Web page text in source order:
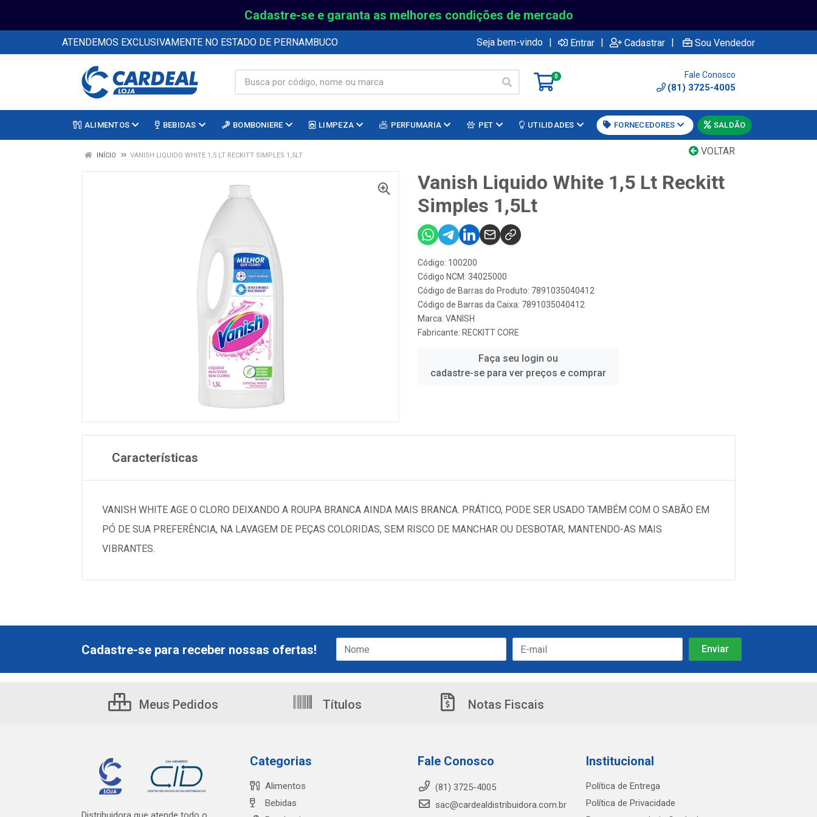
Cadastre-se e garanta as melhores condições de mercado
ATENDEMOS EXCLUSIVAMENTE NO ESTADO DE PERNAMBUCO Seja bem-vindo | Entrar | Cadastrar | Sou Vendedor
0 Fale Conosco
(81) 3725-4005
ALIMENTOS BEBIDAS BOMBONIERE LIMPEZA PERFUMARIA PET UTILIDADES FORNECEDORES SALDÃO
VOLTAR
INÍCIO VANISH LIQUIDO WHITE 1,5 LT RECKITT SIMPLES 1,5LT
Vanish Liquido White 1,5 Lt Reckitt
Simples 1,5Lt
Código: 100200
Código NCM: 34025000
Código de Barras do Produto: 7891035040412
Código de Barras da Caixa: 7891035040412
Marca: VANISH
Fabricante: RECKITT CORE
Faça seu login ou
cadastre-se para ver preços e comprar
Características
VANISH WHITE AGE O CLORO DEIXANDO A ROUPA BRANCA AINDA MAIS BRANCA. PRÁTICO, PODE SER USADO TAMBÉM COM O SABÃO EM
PÓ DE SUA PREFERÊNCIA, NA LAVAGEM DE PEÇAS COLORIDAS, SEM RISCO DE MANCHAR OU DESBOTAR, MANTENDO-AS MAIS
VIBRANTES.
Cadastre-se para receber nossas ofertas!
Meus Pedidos Títulos Notas Fiscais
Categorias
Alimentos
Bebidas
Fale Conosco
(81) 3725-4005
sac@cardealdistribuidora.com.br
Institucional
Política de Entrega
Política de Privacidade